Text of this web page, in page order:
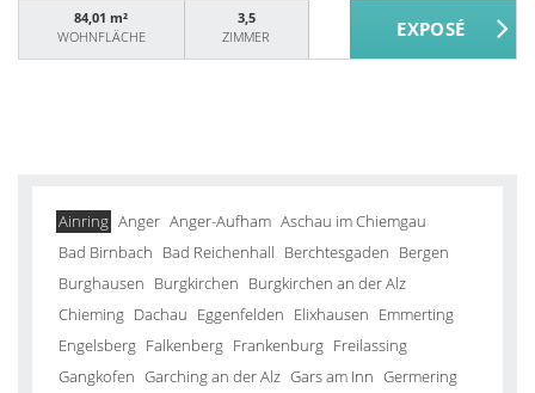
84,01 m²
WOHNFLÄCHE
3,5
ZIMMER
Ainring Anger Anger-Aufham Aschau im Chiemgau
Bad Birnbach Bad Reichenhall Berchtesgaden Bergen
Burghausen Burgkirchen Burgkirchen an der Alz
Chieming Dachau Eggenfelden Elixhausen Emmerting
Engelsberg Falkenberg Frankenburg Freilassing
Gangkofen Garching an der Alz Gars am Inn Germering